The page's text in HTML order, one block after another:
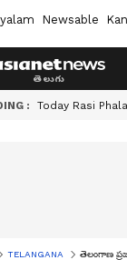
Newsable
: Today Rasi
TELANGANA తెలంగాణ